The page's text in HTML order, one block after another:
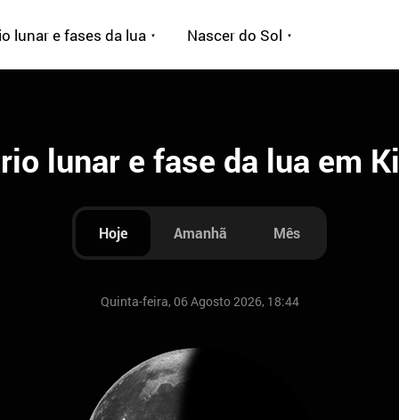
lunar e fases da lua Nascer do Sol
lunar e fase da lua em
Hoje Amanhã Mês
Quinta-feira, 06 Agosto 2026, 18:44